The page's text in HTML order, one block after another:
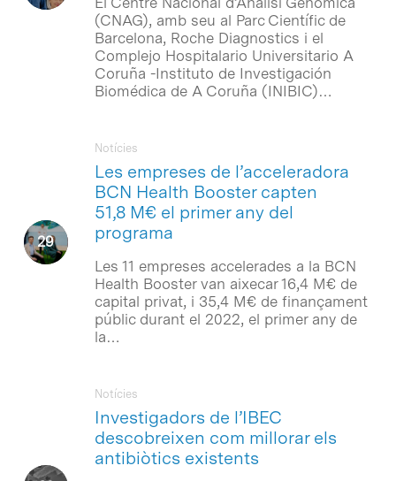
(CNAG), amb seu al Parc Científic de
Barcelona, Roche Diagnostics i el
Complejo Hospitalario Universitario A
Coruña -Instituto de Investigación
Biomédica de A Coruña (INIBIC)…
Les empreses de l’acceleradora
BCN Health Booster capten
51,8 M€ el primer any del
programa
Notícies
Les 11 empreses accelerades a la BCN
Health Booster van aixecar 16,4 M€ de
capital privat, i 35,4 M€ de finançament
públic durant el 2022, el primer any de
la…
Investigadors de l’IBEC
descobreixen com millorar els
antibiòtics existents
Notícies